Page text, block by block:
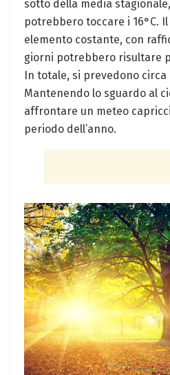
sotto della media
potrebbero ‍toccare⁣ i 16°C.
elemento ​costante, con
giorni potrebbero ‍risultare⁢
In ​totale, si prevedono circa
Mantenendo ⁢lo⁤ sguardo al
affrontare un meteo
⁤periodo dell’anno.